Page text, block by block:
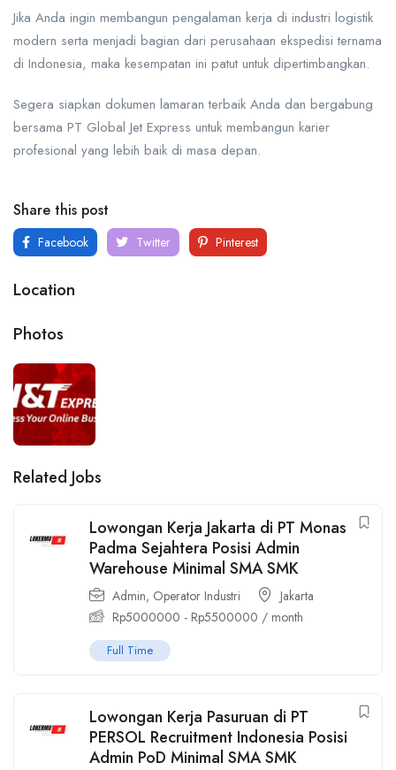
Jika Anda ingin membangun pengalaman kerja di industri logistik
modern serta menjadi bagian dari perusahaan ekspedisi ternama
di Indonesia, maka kesempatan ini patut untuk dipertimbangkan.
Segera siapkan dokumen lamaran terbaik Anda dan bergabung
bersama PT Global Jet Express untuk membangun karier
profesional yang lebih baik di masa depan.
Share this post
Facebook Twitter Pinterest
Location
Photos
Related Jobs
Lowongan Kerja Jakarta di PT Monas
Padma Sejahtera Posisi Admin
Warehouse Minimal SMA SMK
Admin, Operator Industri
Jakarta
Rp5000000 - Rp5500000 / month
Full Time
Lowongan Kerja Pasuruan di PT
PERSOL Recruitment Indonesia Posisi
Admin PoD Minimal SMA SMK